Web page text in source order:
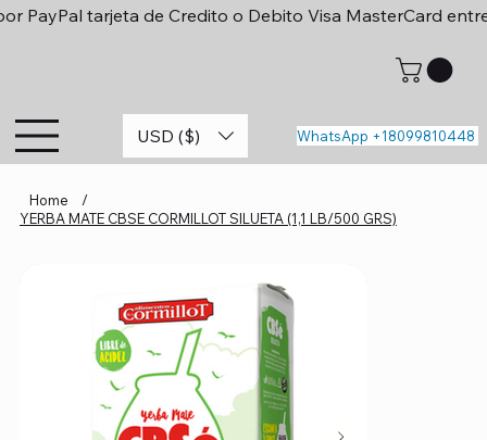
PayPal tarjeta de Credito o Debito Visa MasterCard
USD ($) WhatsApp +18099810448
Home
/
YERBA MATE CBSE CORMILLOT SILUETA (1,1 LB/500 GRS)